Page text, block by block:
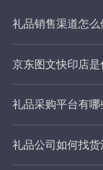
礼品销售渠道怎么
礼品采购平台有哪
礼品公司如何找货